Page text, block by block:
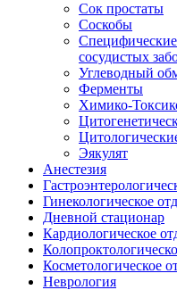
Сок простаты
Соскобы
сосудистых
Углеводный
Ферменты
Химико-
Эякулят
Анестезия
Гинекологическое
Дневной стационар
Кардиологическое
Косметологическое
Неврология